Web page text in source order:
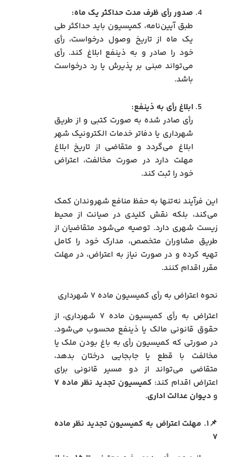
صدور رأی ظرف مدت حداکثر یک ماه:
طبق آیین‌نامه، کمیسیون باید حداکثر طی
یک ماه از تاریخ وصول درخواست، رأی
خود را صادر و به ذینفع ابلاغ کند. رأی
می‌تواند مبنی بر پذیرش یا رد درخواست
باشد.
ابلاغ رأی به ذینفع:
رأی صادر شده به صورت کتبی و از طریق
شهرداری یا دفاتر خدمات الکترونیک شهر
ابلاغ می‌گردد و متقاضی از تاریخ ابلاغ
مهلت دارد در صورت مخالفت، اعتراض
خود را ثبت کند.
این فرآیند نه‌تنها به حفظ منافع شهروندان کمک
می‌کند، بلکه نقش کلیدی در صیانت از محیط‌
زیست شهری دارد. توصیه می‌شود متقاضیان از
طریق مشاوران متخصص، مدارک خود را کامل
تهیه کرده و در صورت نیاز به اعتراض، در مهلت
مقرر اقدام کنند.
نحوه اعتراض به رأی کمیسیون ماده ۷ شهرداری
اعتراض به رأی کمیسیون ماده ۷ شهرداری، از
حقوق قانونی مالک یا ذینفع محسوب می‌شود.
در صورتی که کمیسیون رأی به باغ بودن ملک یا
مخالفت با قطع یا جابجایی درختان بدهد،
متقاضی می‌تواند از دو مسیر قانونی برای
اعتراض اقدام کند: کمیسیون تجدید نظر ماده ۷
ودیوان عدالت اداری.
📌۱. مهلت اعتراض به کمیسیون تجدید نظر ماده
۷